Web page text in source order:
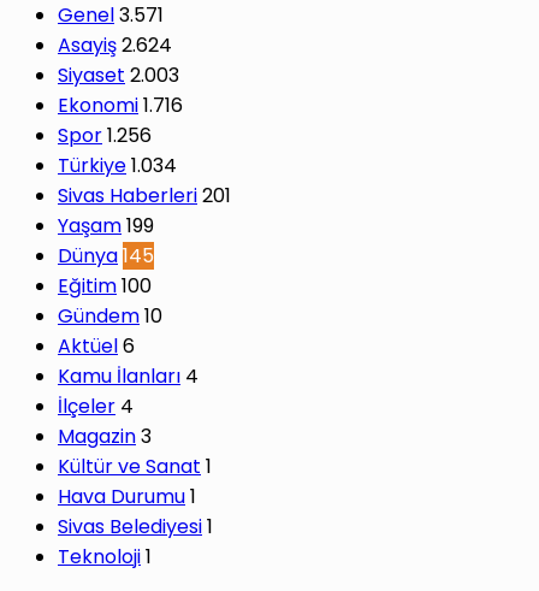
Genel3.571
Asayiş2.624
Siyaset 2.003
Ekonomi1.716
Spor1.256
Türkiye1.034
Sivas Haberleri201
Yaşam199
Dünya145
Eğitim100
Gündem10
Aktüel6
Kamu İlanları 4
İlçeler 4
Magazin3
Kültür ve Sanat 1
Hava Durumu1
Sivas Belediyesi1
Teknoloji1